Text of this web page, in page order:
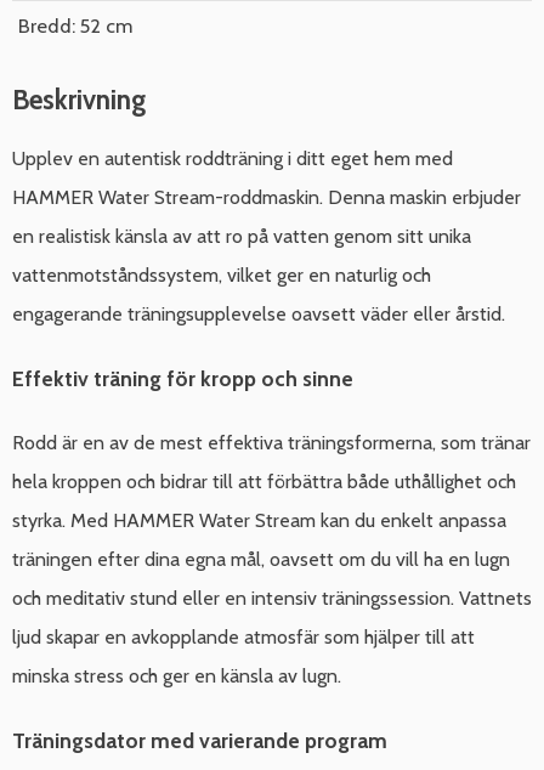
Bredd: 52 cm
Beskrivning
Upplev en autentisk roddträning i ditt eget hem med
HAMMER Water Stream-roddmaskin. Denna maskin erbjuder
en realistisk känsla av att ro på vatten genom sitt unika
vattenmotståndssystem, vilket ger en naturlig och
engagerande träningsupplevelse oavsett väder eller årstid.
Effektiv träning för kropp och sinne
Rodd är en av de mest effektiva träningsformerna, som tränar
hela kroppen och bidrar till att förbättra både uthållighet och
styrka. Med HAMMER Water Stream kan du enkelt anpassa
träningen efter dina egna mål, oavsett om du vill ha en lugn
och meditativ stund eller en intensiv träningssession. Vattnets
ljud skapar en avkopplande atmosfär som hjälper till att
minska stress och ger en känsla av lugn.
Träningsdator med varierande program